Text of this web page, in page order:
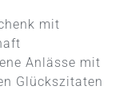
mit
Anlässe mit
Glückszitaten